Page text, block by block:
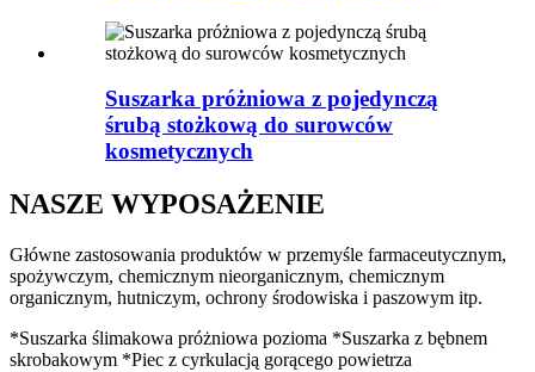
Suszarka próżniowa z pojedynczą
śrubą stożkową do surowców
kosmetycznych
NASZE WYPOSAŻENIE
Główne zastosowania produktów w przemyśle farmaceutycznym,
spożywczym, chemicznym nieorganicznym, chemicznym
organicznym, hutniczym, ochrony środowiska i paszowym itp.
*Suszarka ślimakowa próżniowa pozioma *Suszarka z bębnem
skrobakowym *Piec z cyrkulacją gorącego powietrza